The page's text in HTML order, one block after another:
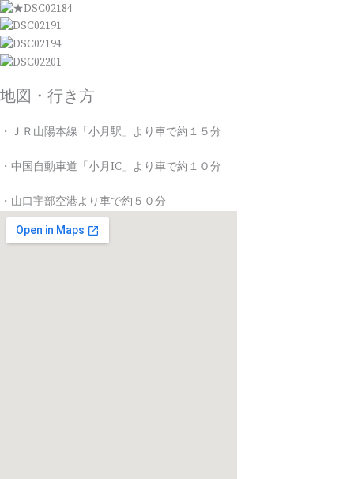
地図・行き方
・ＪＲ山陽本線「小月駅」より車で約１５分
・中国自動車道「小月IC」より車で約１０分
・山口宇部空港より車で約５０分